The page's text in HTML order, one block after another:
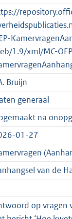
1.9/xml/MC-
Bruijn
generaal
na
01-27
van de
op vragen